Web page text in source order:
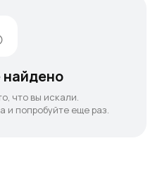
найдено
что вы искали.
и попробуйте еще раз.